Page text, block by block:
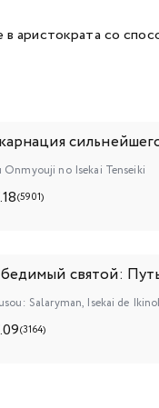
аристократа со
Onmyouji no Isekai Tenseiki
(5901)
(3164)